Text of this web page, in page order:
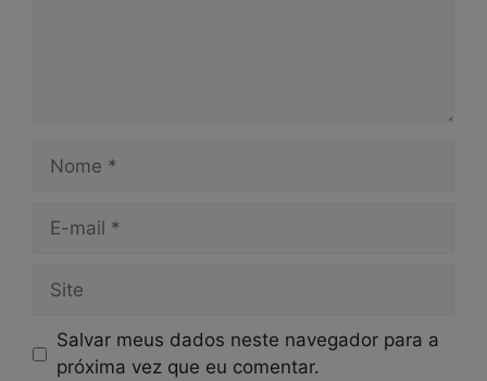
Nome
Site
Salvar meus dados neste navegador para a
próxima vez que eu comentar.